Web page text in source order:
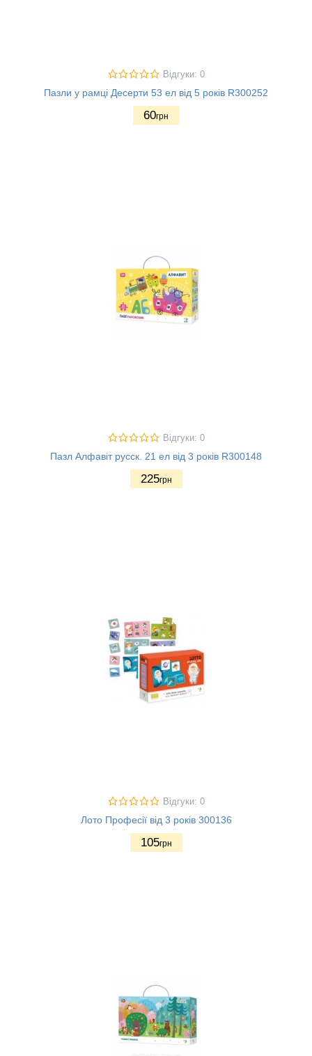
Відгуки: 0
Пазли у рамці Десерти 53 ел від 5 років R300252
60грн
Відгуки: 0
Пазл Алфавіт русск. 21 ел від 3 років R300148
225грн
Відгуки: 0
Лото Професії від 3 років 300136
105грн